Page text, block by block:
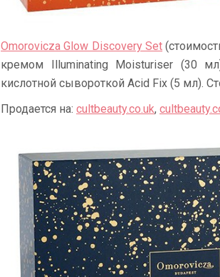
Omorovicza Glow Discovery Set
кремом Illuminating Moisturiser (30
кислотной сывороткой Acid Fix (5 мл).
Продается на: cultbeauty.co.uk,